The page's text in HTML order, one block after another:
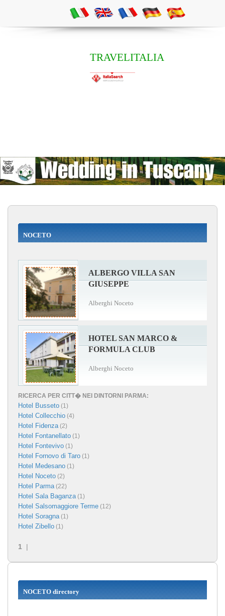
TRAVELITALIA
NOCETO
ALBERGO VILLA SAN
GIUSEPPE
Alberghi Noceto
HOTEL SAN MARCO &
FORMULA CLUB
Alberghi Noceto
RICERCA PER CITT� NEI DINTORNI PARMA:
Hotel Busseto (1)
Hotel Collecchio (4)
Hotel Fidenza(2)
Hotel Fontanellato (1)
Hotel Fontevivo (1)
Hotel Fornovo di Taro (1)
Hotel Medesano (1)
Hotel Noceto (2)
Hotel Parma(22)
Hotel Sala Baganza(1)
Hotel Salsomaggiore Terme (12)
Hotel Soragna(1)
Hotel Zibello (1)
1 |
NOCETO directory